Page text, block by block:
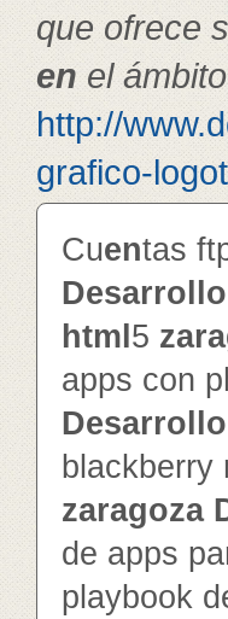
que ofrece
enel
http://
grafico-
Cuentas
Desarrollo
html 5
apps con
Desarrollo
blackberry
zaragoza
de apps
playbook